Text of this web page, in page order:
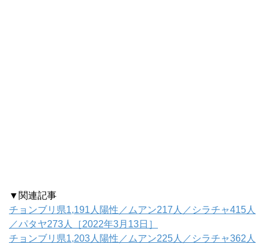
▼関連記事
チョンブリ県1,191人陽性／ムアン217人／シラチャ415人
／パタヤ273人［2022年3月13日］
チョンブリ県1,203人陽性／ムアン225人／シラチャ362人